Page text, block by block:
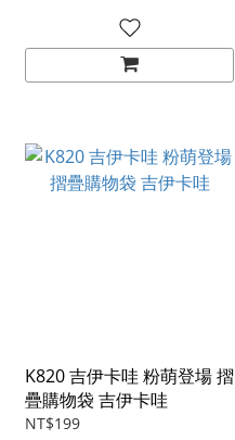
K820 吉伊卡哇 粉萌登場 摺
疊購物袋 吉伊卡哇
NT$199